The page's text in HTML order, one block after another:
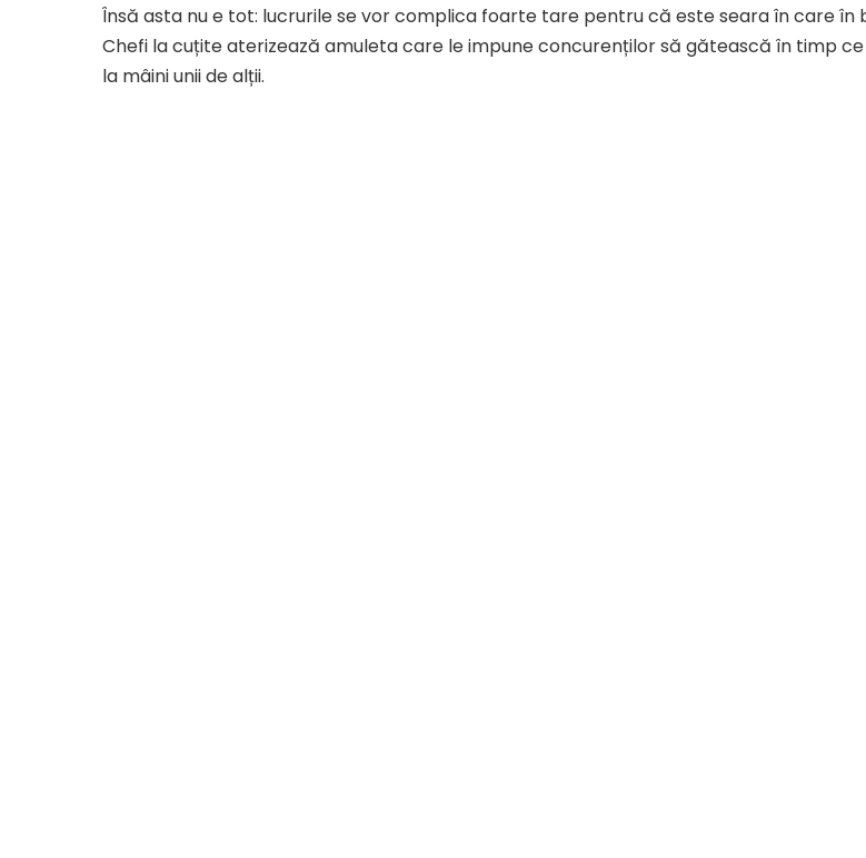
Însă asta nu e tot: lucrurile se vor complica foarte tare pentru că este seara în care în
Chefi la cuțite aterizează amuleta care le impune concurenților să gătească în timp
la mâini unii de alții.